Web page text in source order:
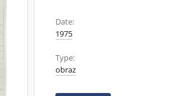
Date:
1975
Type:
obraz